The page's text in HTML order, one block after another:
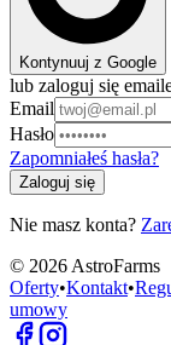
Kontynuuj z Google
lub zaloguj się
Email
Hasło
Zapomniałeś hasła?
Zaloguj się
Nie masz konta?
© 2026 AstroFarms
Oferty•Kontakt•
umowy